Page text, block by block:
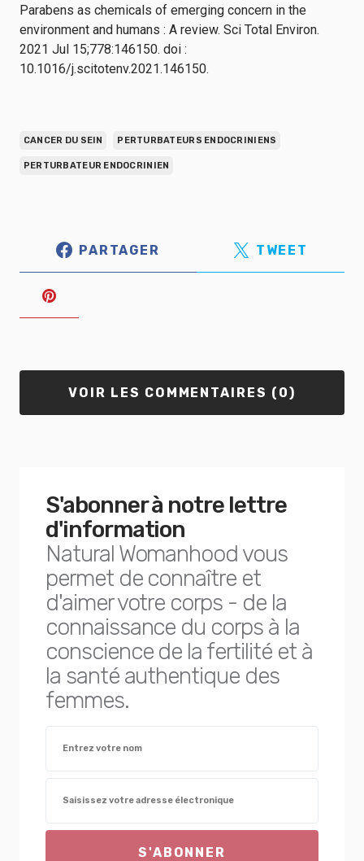
Parabens as chemicals of emerging concern in the
environment and humans : A review. Sci Total Environ.
2021 Jul 15;778:146150. doi :
10.1016/j.scitotenv.2021.146150.
CANCER DU SEIN PERTURBATEURS ENDOCRINIENS
PERTURBATEUR ENDOCRINIEN
PARTAGER TWEET
VOIR LES COMMENTAIRES (0)
S'abonner à notre lettre
d'information
Natural Womanhood vous
permet de connaître et
d'aimer votre corps - de la
connaissance du corps à la
conscience de la fertilité et à
la santé authentique des
femmes.
S'ABONNER